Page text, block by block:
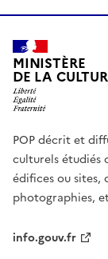
MINISTÈRE
DE LA
POP décrit et
culturels étudiés
édifices ou sites,
photographies,
info.gouv.fr